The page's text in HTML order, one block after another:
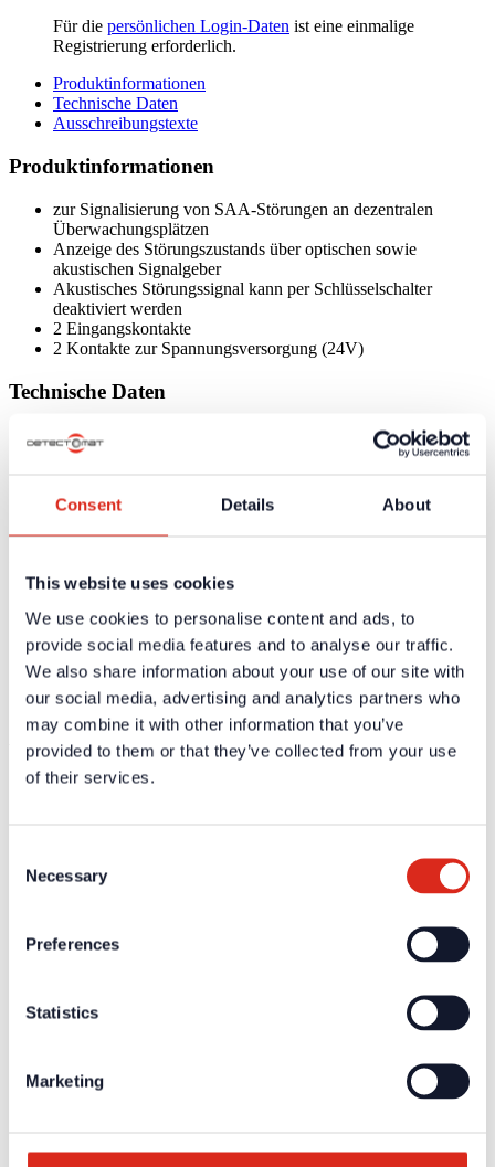
Consent Details About
This website uses cookies
We use cookies to personalise content and ads, to
provide social media features and to analyse our traffic.
We also share information about your use of our site with
our social media, advertising and analytics partners who
may combine it with other information that you’ve
provided to them or that they’ve collected from your use
of their services.
Selection
Necessary
Preferences
Statistics
Marketing
Für die persönlichen Login-Daten ist eine einmalige
Registrierung erforderlich.
Produktinformationen
Technische Daten
Ausschreibungstexte
Produktinformationen
zur Signalisierung von SAA-Störungen an dezentralen
Überwachungsplätzen
Anzeige des Störungszustands über optischen sowie
akustischen Signalgeber
Akustisches Störungssignal kann per Schlüsselschalter
deaktiviert werden
2 Eingangskontakte
2 Kontakte zur Spannungsversorgung (24V)
Technische Daten
Abmessungen (H x B x T)
Betriebsspannung
24 V DC
Produkten und Dienstleistungen sind in dem geschützten
Partnerbereich verfügbar.
Für diepersönlichen Login-Datenist eine einmalige
Registrierung erforderlich.
Ausschreibungstexte
Weiterführende Informationen und Downloads zu unseren
ist eine einmalige
Registrierung erforderlich.
Aktuelles
Produkte
Sprachalarmierung SAA/ENS